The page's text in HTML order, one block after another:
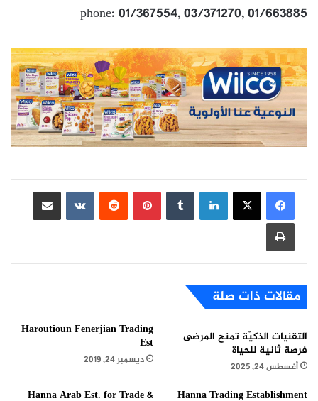
phone: 01/367554, 03/371270, 01/663885
لينكدإن بينتيريست
مشاركة عبر البريد
طباعة
مقالات ذات صلة
التقنيات الذكيّة تمنح المرضى
فرصة ثانية للحياة
أغسطس 24, 2025
Haroutioun Fenerjian Trading
Est
ديسمبر 24, 2019
Hanna Trading Establishment
Hanna Arab Est. for Trade &